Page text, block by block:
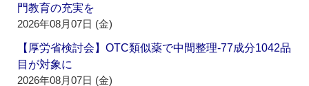
門教育の充実を
2026年08月07日 (金)
【厚労省検討会】OTC類似薬で中間整理‐77成分1042品
目が対象に
2026年08月07日 (金)